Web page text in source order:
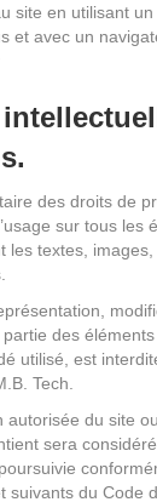
site en utilisant
et avec un
des droits de
sur tous les
les textes, images,
des
utilisé, est
Tech.
autorisée du site
sera
suivants du Code